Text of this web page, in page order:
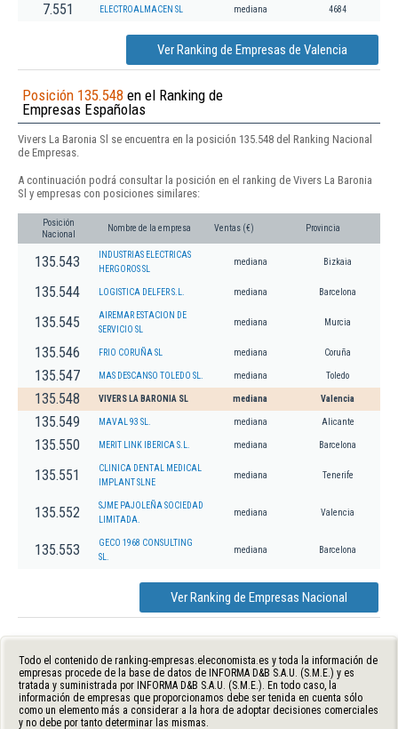
7.551 ELECTROALMACEN SL mediana 4684
Ver Ranking de Empresas de Valencia
Posición 135.548 en el Ranking de
Empresas Españolas
Vivers La Baronia Sl se encuentra en la posición 135.548 del Ranking Nacional
de Empresas.
A continuación podrá consultar la posición en el ranking de Vivers La Baronia
Sl y empresas con posiciones similares:
Posición
Nacional
Nombre de la empresa Ventas (€) Provincia
135.543
INDUSTRIAS ELECTRICAS
HERGOROS SL
mediana Bizkaia
135.544 LOGISTICA DELFER S.L. mediana Barcelona
135.545
AIREMAR ESTACION DE
SERVICIO SL
mediana Murcia
135.546 FRIO CORUÑA SL mediana Coruña
135.547 MAS DESCANSO TOLEDO SL. mediana Toledo
135.548 VIVERS LA BARONIA SL mediana Valencia
135.549 MAVAL 93 SL. mediana Alicante
135.550 MERIT LINK IBERICA S.L. mediana Barcelona
135.551
CLINICA DENTAL MEDICAL
IMPLANT SLNE
mediana Tenerife
135.552
SJME PAJOLEÑA SOCIEDAD
LIMITADA.
mediana Valencia
135.553
GECO 1968 CONSULTING
SL.
mediana Barcelona
Ver Ranking de Empresas Nacional
Todo el contenido de ranking-empresas.eleconomista.es y toda la información de
empresas procede de la base de datos de INFORMA D&B S.A.U. (S.M.E.) y es
tratada y suministrada por INFORMA D&B S.A.U. (S.M.E.). En todo caso, la
información de empresas que proporcionamos debe ser tenida en cuenta sólo
como un elemento más a considerar a la hora de adoptar decisiones comerciales
y no debe por tanto determinar las mismas.